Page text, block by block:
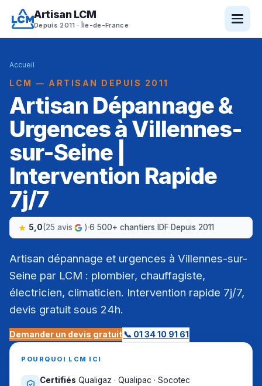
Artisan LCM
Depuis 2011 · Île-de-France
Accueil
LCM — ARTISAN DEPUIS 2011
Artisan Dépannage &
Urgences à Villennes-
sur-Seine |
Intervention Rapide
7j/7
5,0(25 avis )·6 500+ chantiers IDF·Depuis 2011
Artisan dépannage et urgences à Villennes-sur-
Seine par LCM : plombier, chauffagiste,
électricien, climaticien. Intervention rapide 7j/7,
devis gratuit sous 24h.
Demander un devis gratuit📞 01 34 10 91 61
POURQUOI LCM ICI
Certifiés Qualigaz · Qualipac · Socotec